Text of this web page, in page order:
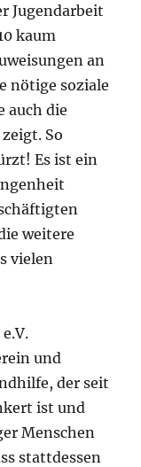
Jugendarbeit
kaum
an
nötige soziale
auch die
So
Es ist ein
weitere
vielen
und
der seit
ist und
Menschen
stattdessen